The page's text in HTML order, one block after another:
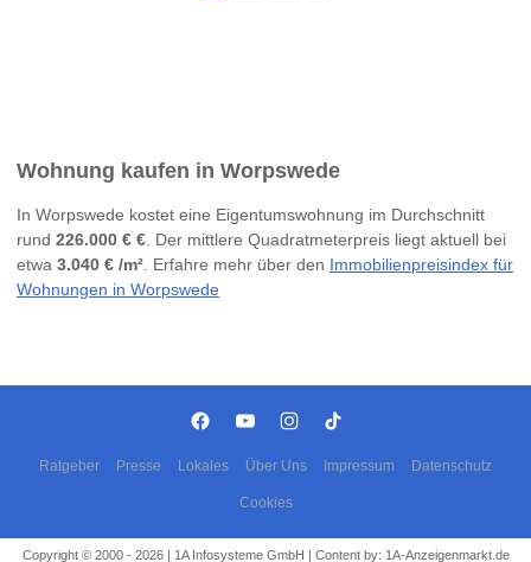
Wohnung kaufen in Worpswede
In Worpswede kostet eine Eigentumswohnung im Durchschnitt
rund 226.000 € €. Der mittlere Quadratmeterpreis liegt aktuell bei
etwa 3.040 € /m². Erfahre mehr über den Immobilienpreisindex für
Wohnungen in Worpswede
Ratgeber Presse Lokales Über Uns Impressum Datenschutz
Cookies
Copyright © 2000 - 2026 | 1A Infosysteme GmbH | Content by: 1A-Anzeigenmarkt.de